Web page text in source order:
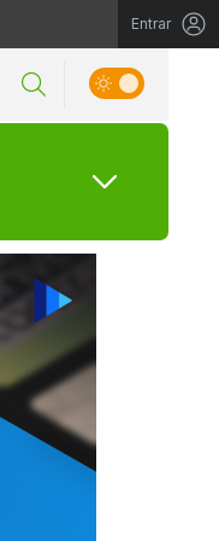
Entrar